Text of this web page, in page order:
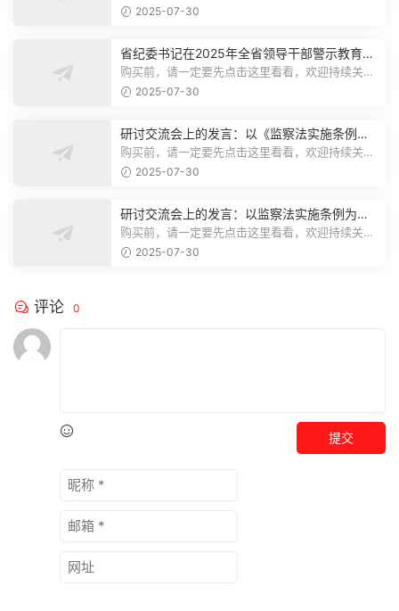
注，精彩模板每天推送预览结束，本文...
2025-07-30
省纪委书记在2025年全省领导干部警示教育会
上的讲话.1
购买前，请一定要先点击这里看看，欢迎持续关
注，精彩模板每天推送预览结束，本文...
2025-07-30
研讨交流会上的发言：以《监察法实施条例》
为纲,推动巡察工作高质量发展
购买前，请一定要先点击这里看看，欢迎持续关
注，精彩模板每天推送预览结束，本文...
2025-07-30
研讨交流会上的发言：以监察法实施条例为纲
推动巡察工作高质量发展
购买前，请一定要先点击这里看看，欢迎持续关
注，精彩模板每天推送预览结束，本文...
2025-07-30
评论 0
提交